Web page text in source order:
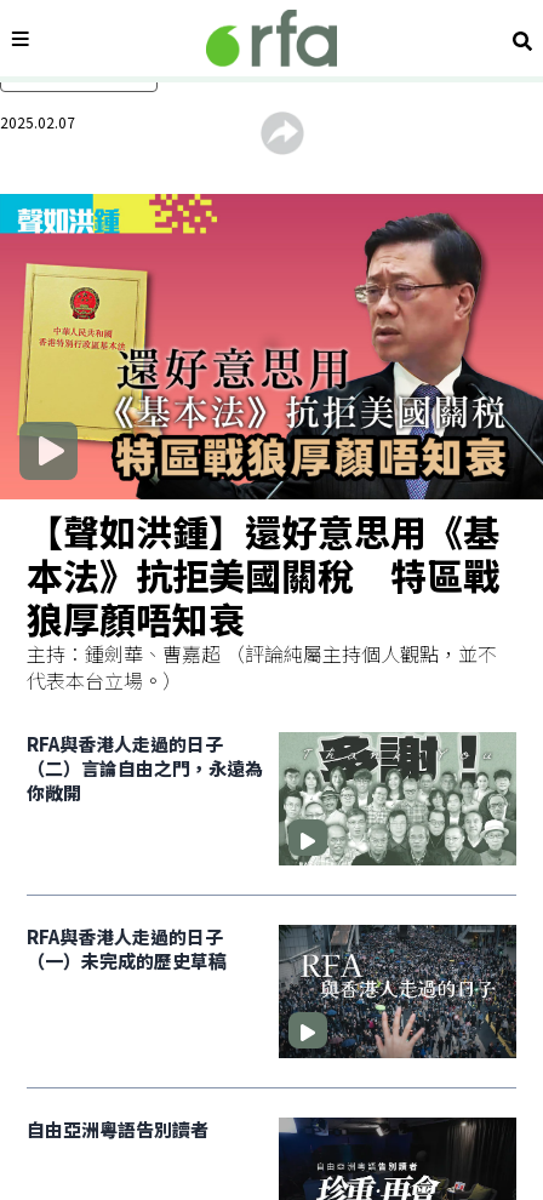
內容分類 搜
2025.02.07
【聲如洪鍾】還好意思用《基
本法》抗拒美國關稅 特區戰
狼厚顏唔知衰
主持：鍾劍華、曹嘉超 （評論純屬主持個人觀點，並不
代表本台立場。）
RFA與香港人走過的日子
（二）言論自由之門，永遠為
你敞開
RFA與香港人走過的日子
（一）未完成的歷史草稿
自由亞洲粵語告別讀者